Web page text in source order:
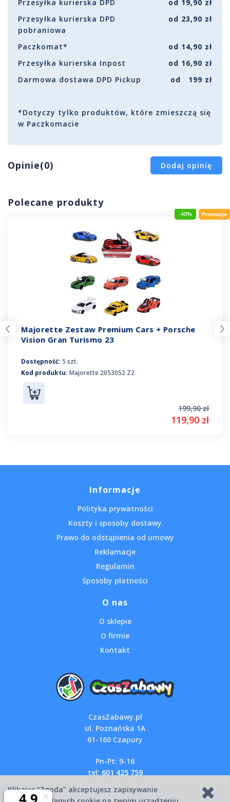
Przesyłka kurierska DPD
od 19,90 zł
Przesyłka kurierska DPD
pobraniowa
od 23,90 zł
Paczkomat*
od 14,90 zł
Przesyłka kurierska Inpost
od 16,90 zł
Darmowa dostawa DPD Pickup
od 199 zł
*Dotyczy tylko produktów, które zmieszczą się
w Paczkomacie
Opinie(0) Dodaj opinię
Polecane produkty
-40%
Majorette Zestaw Premium Cars + Porsche
Vision Gran Turismo 23
Dostępność: 5 szt.
Kod produktu: Majorette 2053052 Z2
199,90 zł
119,90 zł
Informacje
Polityka prywatności
Koszty i sposoby dostawy
Prawo do odstąpienia od umowy
Reklamacje
Regulamin
Sposoby płatności
O nas
O sklepie
O firmie
Kontakt
CzasZabawy.pl
ul. Poznańska 1A
61-160 Czapury
Pn-Pt: 9-16
tel: 601 425 759
Klikając “Zgoda” akceptujesz zapisywanie